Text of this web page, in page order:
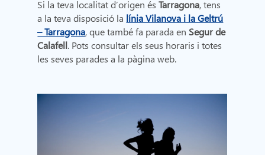
Si la teva localitat d’origen ésTarragona, tens
a la teva disposició la línia Vilanova i la Geltrú
– Tarragona, que també fa parada en Segur de
Calafell. Pots consultar els seus horaris i totes
les seves parades a la pàgina web.